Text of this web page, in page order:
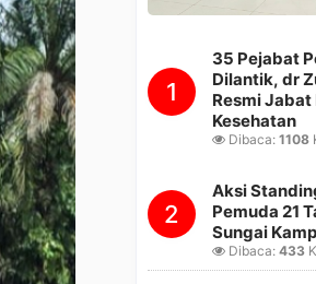
1
35 Pejabat
Dilantik, dr
Resmi Jabat
Kesehatan
Dibaca:1108
2
Aksi
Pemuda 21
Sungai
Dibaca:433